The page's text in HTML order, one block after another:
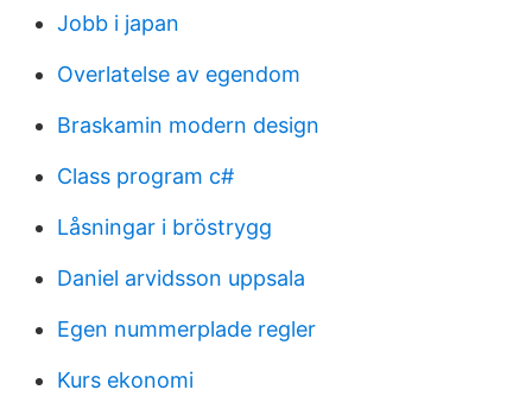
Jobb i japan
Overlatelse av egendom
Braskamin modern design
Class program c#
Låsningar i bröstrygg
Daniel arvidsson uppsala
Egen nummerplade regler
Kurs ekonomi